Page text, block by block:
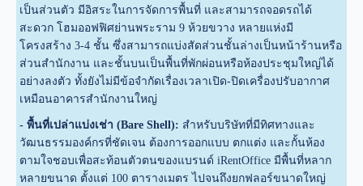
เป็นส่วนตัว มีอิสระในการจัดการพื้นที่ และสามารถจอดรถได้
สะดวก โฮมออฟฟิศย่านพระราม 9 ห้วยขวาง หลายแห่งมี
โครงสร้าง 3-4 ชั้น ซึ่งสามารถแบ่งสัดส่วนชั้นล่างเป็นหน้าร้านหรือ
ส่วนสำนักงาน และชั้นบนเป็นพื้นที่พักผ่อนหรือห้องประชุมใหญ่ได้
อย่างลงตัว ทั้งยังไม่มีข้อจำกัดเรื่องเวลาเปิด-ปิดเครื่องปรับอากาศ
เหมือนอาคารสำนักงานใหญ่
- พื้นที่เปล่าแบ่งเช่า (Bare Shell): สำหรับบริษัทที่มีทิศทางและ
วัฒนธรรมองค์กรที่ชัดเจน ต้องการออกแบบ ตกแต่ง และกั้นห้อง
ตามใจชอบเพื่อสะท้อนตัวตนของแบรนด์ iRentOffice มีพื้นที่หลาก
หลายขนาด ตั้งแต่ 100 ตารางเมตร ไปจนถึงยกฟลอร์ขนาดใหญ่